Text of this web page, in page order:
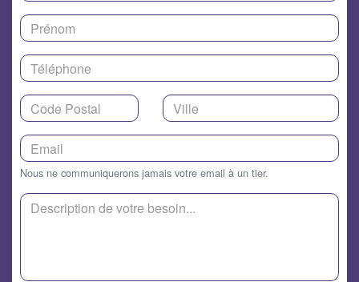
Nous ne communiquerons jamais votre email à un tier.